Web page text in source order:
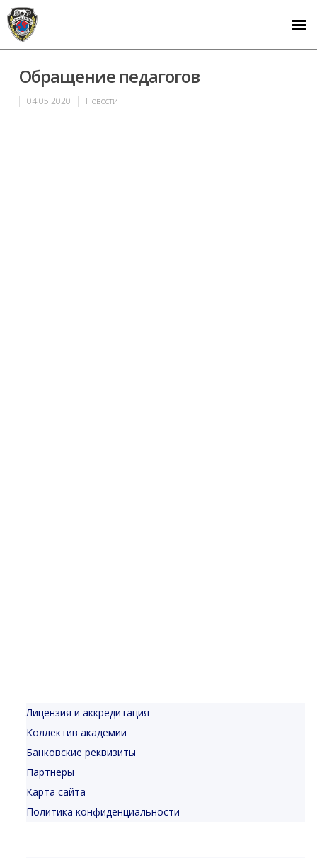
Обращение педагогов
04.05.2020 Новости
Лицензия и аккредитация
Коллектив академии
Банковские реквизиты
Партнеры
Карта сайта
Политика конфиденциальности